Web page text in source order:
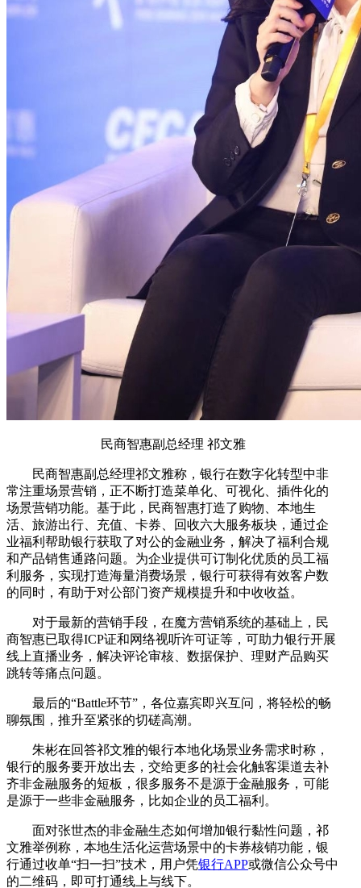
民商智惠副总经理 祁文雅
民商智惠副总经理祁文雅称，银行在数字化转型中非
常注重场景营销，正不断打造菜单化、可视化、插件化的
场景营销功能。基于此，民商智惠打造了购物、本地生
活、旅游出行、充值、卡券、回收六大服务板块，通过企
业福利帮助银行获取了对公的金融业务，解决了福利合规
和产品销售通路问题。为企业提供可订制化优质的员工福
利服务，实现打造海量消费场景，银行可获得有效客户数
的同时，有助于对公部门资产规模提升和中收收益。
对于最新的营销手段，在魔方营销系统的基础上，民
商智惠已取得ICP证和网络视听许可证等，可助力银行开展
线上直播业务，解决评论审核、数据保护、理财产品购买
跳转等痛点问题。
最后的“Battle环节”，各位嘉宾即兴互问，将轻松的畅
聊氛围，推升至紧张的切磋高潮。
朱彬在回答祁文雅的银行本地化场景业务需求时称，
银行的服务要开放出去，交给更多的社会化触客渠道去补
齐非金融服务的短板，很多服务不是源于金融服务，可能
是源于一些非金融服务，比如企业的员工福利。
面对张世杰的非金融生态如何增加银行黏性问题，祁
文雅举例称，本地生活化运营场景中的卡券核销功能，银
行通过收单“扫一扫”技术，用户凭银行APP或微信公众号中
的二维码，即可打通线上与线下。